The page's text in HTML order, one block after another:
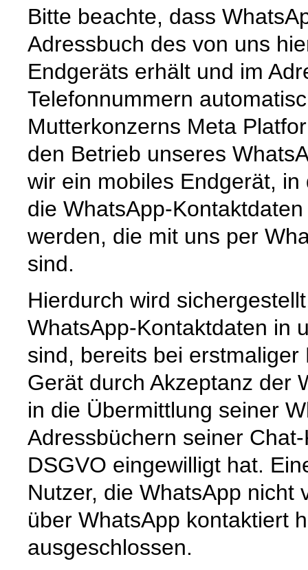
Bitte beachte, dass
Adressbuch des von uns
Endgeräts erhält und im
Telefonnummern
Mutterkonzerns Meta
den Betrieb unseres
wir ein mobiles Endgerät,
die WhatsApp-
werden, die mit uns per
sind.
Hierdurch wird
WhatsApp-Kontaktdaten in
sind, bereits bei
Gerät durch Akzeptanz der
in die Übermittlung seiner
Adressbüchern seiner
DSGVO eingewilligt hat.
Nutzer, die WhatsApp nicht
über WhatsApp kontaktiert
ausgeschlossen.